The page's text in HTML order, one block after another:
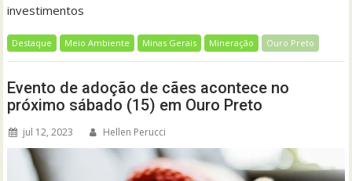
investimentos
Destaque Meio Ambiente Minas Gerais Mineração Ouro Preto
Evento de adoção de cães acontece no
próximo sábado (15) em Ouro Preto
jul 12, 2023 Hellen Perucci